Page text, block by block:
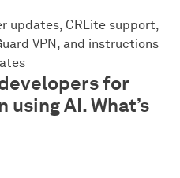
updates, CRLite support,
VPN, and instructions
for
AI. What’s